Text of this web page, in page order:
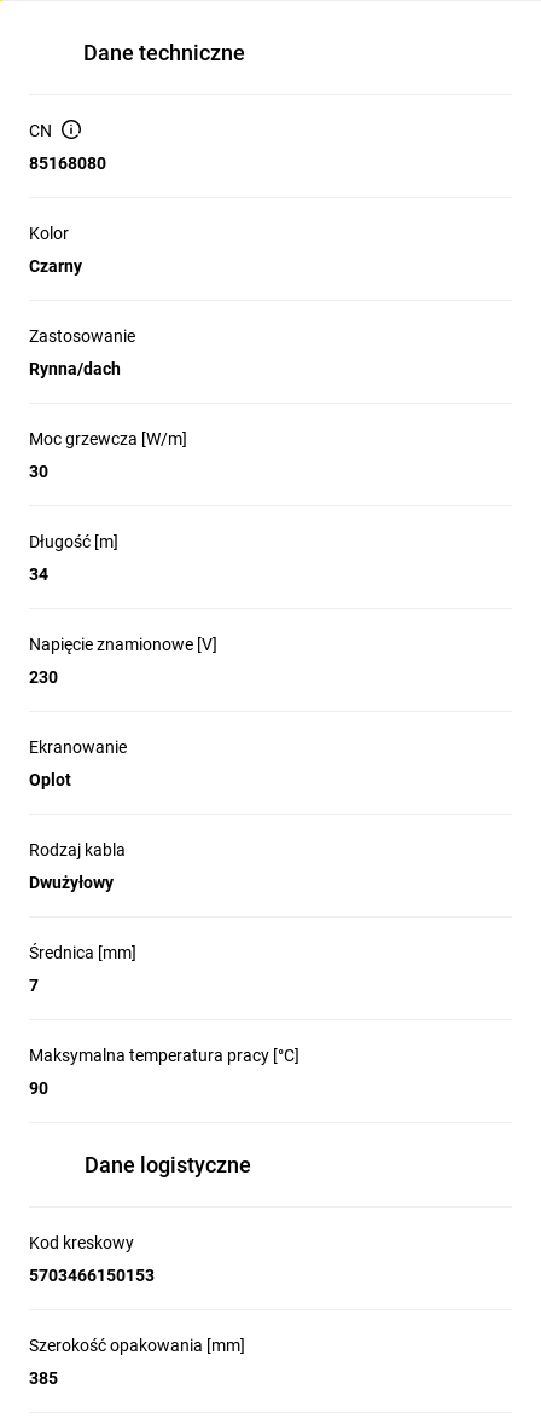
Dane techniczne
CN
85168080
Kolor
Czarny
Zastosowanie
Rynna/dach
Moc grzewcza [W/m]
30
Długość [m]
34
Napięcie znamionowe [V]
230
Ekranowanie
Oplot
Rodzaj kabla
Dwużyłowy
Średnica [mm]
7
Maksymalna temperatura pracy [°C]
90
Dane logistyczne
Kod kreskowy
5703466150153
Szerokość opakowania [mm]
385